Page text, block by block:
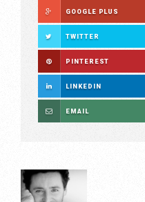
GOOGLE PLUS
TWITTER
PINTEREST
LINKEDIN
EMAIL